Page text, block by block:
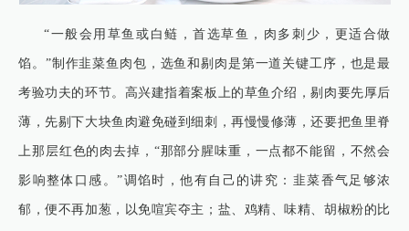
“一般会用草鱼或白鲢，首选草鱼，肉多刺少，更适合做
馅。”制作韭菜鱼肉包，选鱼和剔肉是第一道关键工序，也是最
考验功夫的环节。高兴建指着案板上的草鱼介绍，剔肉要先厚后
薄，先剔下大块鱼肉避免碰到细刺，再慢慢修薄，还要把鱼里脊
上那层红色的肉去掉，“那部分腥味重，一点都不能留，不然会
影响整体口感。”调馅时，他有自己的讲究：韭菜香气足够浓
郁，便不再加葱，以免喧宾夺主；盐、鸡精、味精、胡椒粉的比